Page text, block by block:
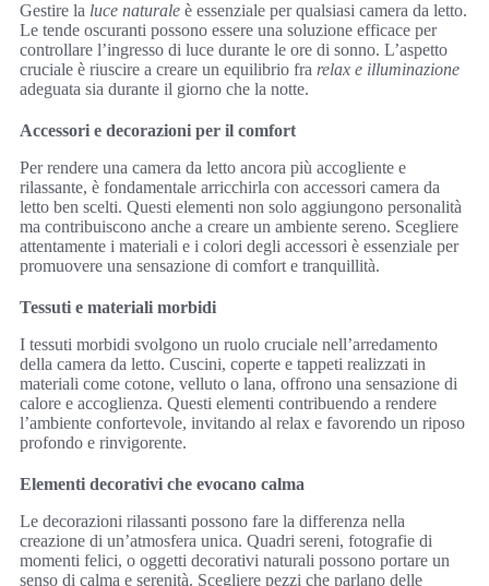
Gestire la luce naturale è essenziale per qualsiasi camera da letto.
Le tende oscuranti possono essere una soluzione efficace per
controllare l’ingresso di luce durante le ore di sonno. L’aspetto
cruciale è riuscire a creare un equilibrio fra relax e illuminazione
adeguata sia durante il giorno che la notte.
Accessori e decorazioni per il comfort
Per rendere una camera da letto ancora più accogliente e
rilassante, è fondamentale arricchirla con accessori camera da
letto ben scelti. Questi elementi non solo aggiungono personalità
ma contribuiscono anche a creare un ambiente sereno. Scegliere
attentamente i materiali e i colori degli accessori è essenziale per
promuovere una sensazione di comfort e tranquillità.
Tessuti e materiali morbidi
I tessuti morbidi svolgono un ruolo cruciale nell’arredamento
della camera da letto. Cuscini, coperte e tappeti realizzati in
materiali come cotone, velluto o lana, offrono una sensazione di
calore e accoglienza. Questi elementi contribuendo a rendere
l’ambiente confortevole, invitando al relax e favorendo un riposo
profondo e rinvigorente.
Elementi decorativi che evocano calma
Le decorazioni rilassanti possono fare la differenza nella
creazione di un’atmosfera unica. Quadri sereni, fotografie di
momenti felici, o oggetti decorativi naturali possono portare un
senso di calma e serenità. Scegliere pezzi che parlano delle